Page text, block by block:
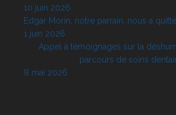
10 juin 2026
Edgar Morin, notre parrain, nous a
1 juin 2026
Appel à témoignages sur la
parcours de soins
8 mai 2026